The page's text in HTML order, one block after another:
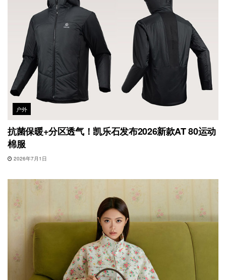
户外
抗菌保暖+分区透气！凯乐石发布2026新款AT 80运动
棉服
2026年7月1日